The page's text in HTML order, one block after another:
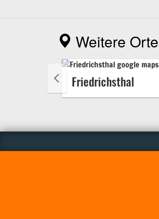
Weitere
Friedrichsthal